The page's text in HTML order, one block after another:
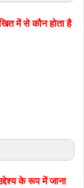
में से कौन होता है
के रूप में जाना